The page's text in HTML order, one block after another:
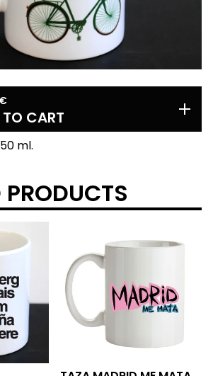
€
CART
ml.
PRODUCTS